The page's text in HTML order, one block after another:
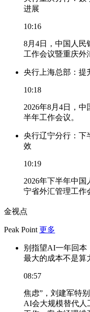
进展
10:16
8月4日，中国人民
工作会议暨重庆外
央行上海总部：提
10:18
2026年8月4日，
半年工作会议。
央行辽宁分行：下
效
10:19
2026年下半年中
宁省外汇管理工作
金视点
Peak Point 更多
别指望AI一年回本
最大的成本不是算
08:57
焦虑”，刘建军特
AI会大规模替代人